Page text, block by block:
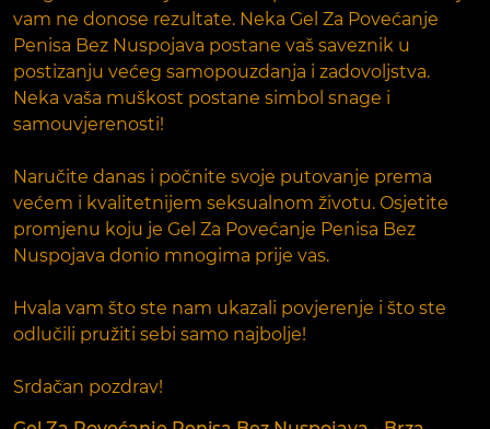
vam ne donose rezultate. Neka Gel Za Povećanje
Penisa Bez Nuspojava postane vaš saveznik u
postizanju većeg samopouzdanja i zadovoljstva.
Neka vaša muškost postane simbol snage i
samouvjerenosti!
Naručite danas i počnite svoje putovanje prema
većem i kvalitetnijem seksualnom životu. Osjetite
promjenu koju je Gel Za Povećanje Penisa Bez
Nuspojava donio mnogima prije vas.
Hvala vam što ste nam ukazali povjerenje i što ste
odlučili pružiti sebi samo najbolje!
Srdačan pozdrav!